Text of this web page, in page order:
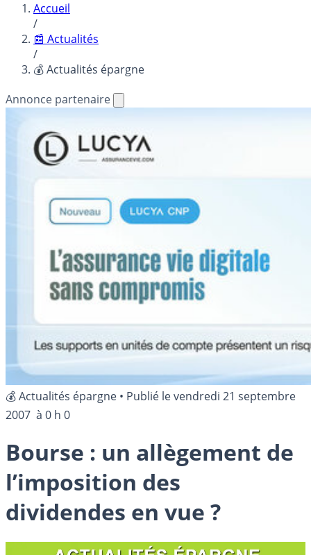
Accueil
/
📰 Actualités
/
💰 Actualités épargne
Annonce partenaire
💰 Actualités épargne • Publié levendredi 21 septembre
2007 à 0 h 0
Bourse : un allègement de
l’imposition des
dividendes en vue ?